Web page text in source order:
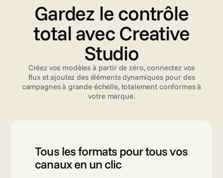
Gardez le contrôle
total avec Creative
Studio
Créez vos modèles à partir de zéro, connectez vos
flux et ajoutez des éléments dynamiques pour des
campagnes à grande échelle, totalement conformes à
votre marque.
Tous les formats pour tous vos
canaux en un clic